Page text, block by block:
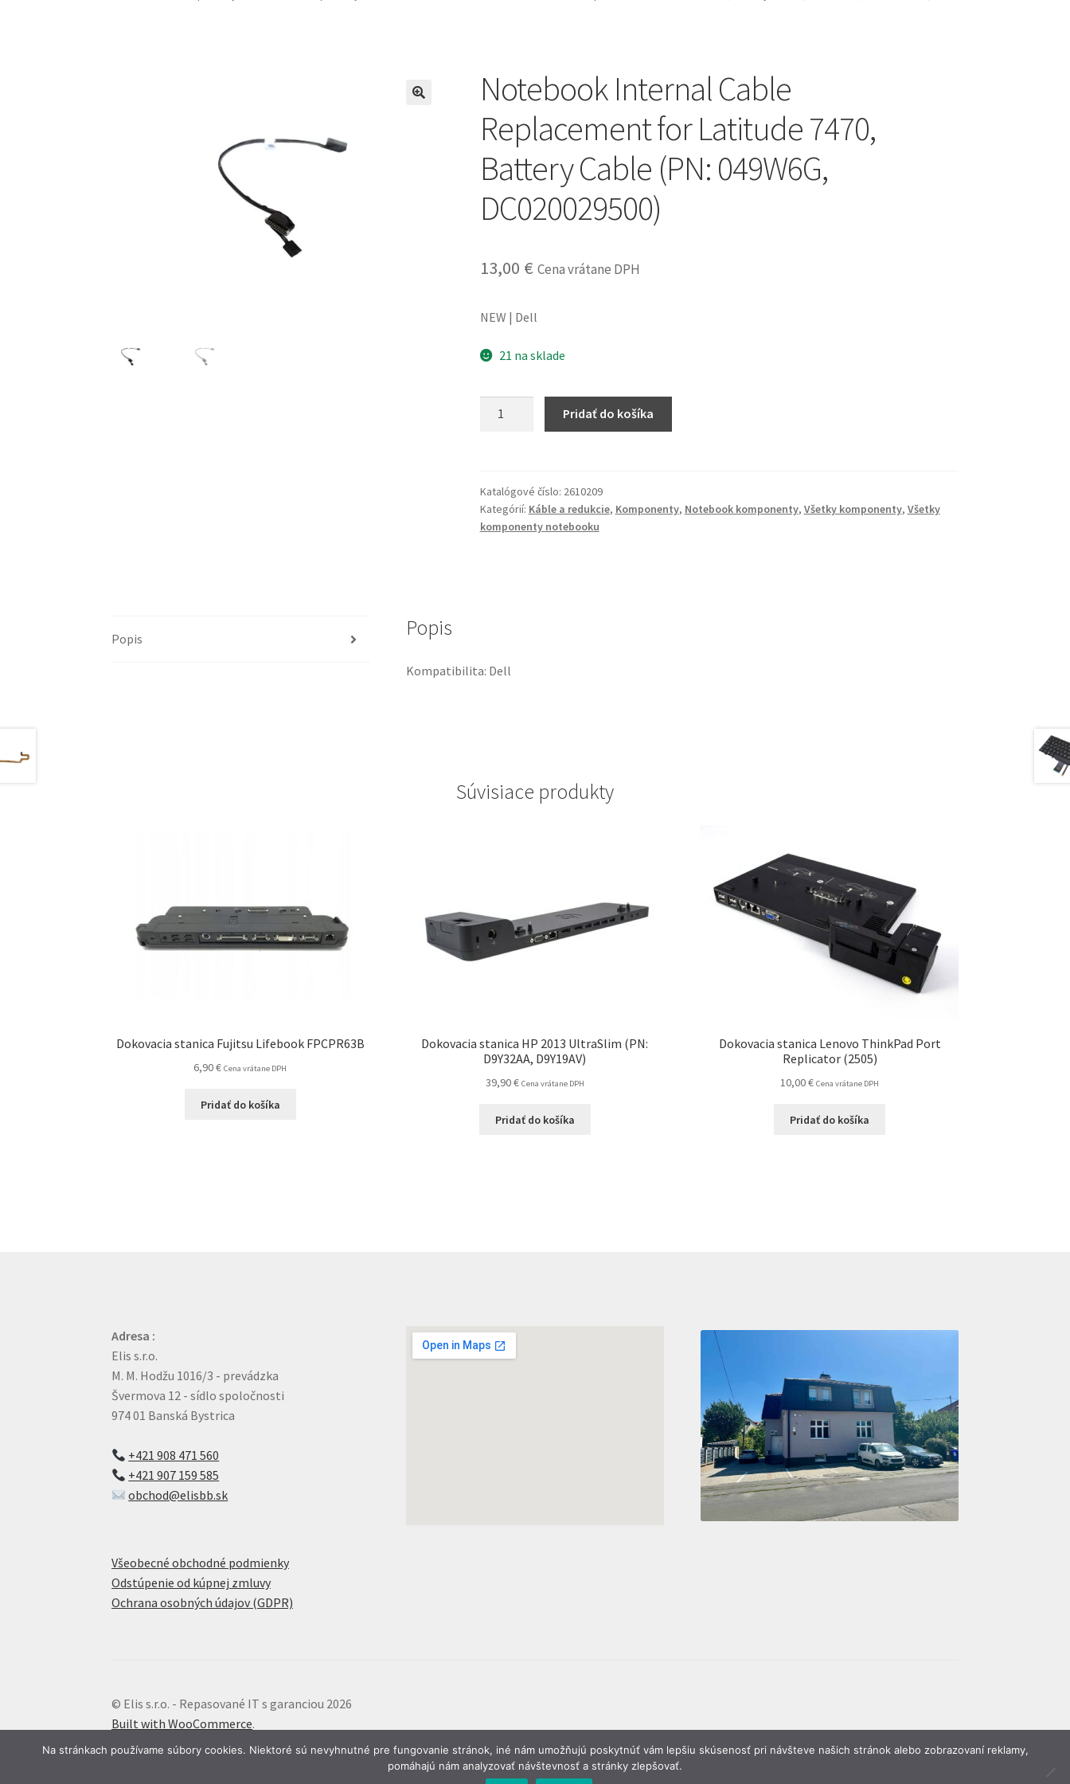
Notebook Internal Cable
Replacement for Latitude 7470,
Battery Cable (PN: 049W6G,
DC020029500)
13,00 € Cena vrátane DPH
NEW | Dell
21 na sklade
Replacement
for
Latitude
Pridať do košíka
Katalógové číslo: 2610209
Kategórií: Káble a redukcie, Komponenty, Notebook komponenty, Všetky komponenty, Všetky
komponenty notebooku
Popis Popis
Kompatibilita: Dell
Súvisiace produkty
Dokovacia stanica Fujitsu Lifebook FPCPR63B
6,90€ Cena vrátane DPH
Pridať do košíka
Dokovacia stanica HP 2013 UltraSlim (PN:
D9Y32AA, D9Y19AV)
39,90€ Cena vrátane DPH
Pridať do košíka
Dokovacia stanica Lenovo ThinkPad Port
Replicator (2505)
10,00€ Cena vrátane DPH
Pridať do košíka
Adresa :
Elis s.r.o.
M. M. Hodžu 1016/3 - prevádzka
Švermova 12 - sídlo spoločnosti
974 01 Banská Bystrica
+421 908 471 560
+421 907 159 585
obchod@elisbb.sk
Všeobecné obchodné podmienky
Odstúpenie od kúpnej zmluvy
Ochrana osobných údajov (GDPR)
© Elis s.r.o. - Repasované IT s garanciou 2026
Built with WooCommerce.
Na stránkach používame súbory cookies. Niektoré sú nevyhnutné pre fungovanie stránok, iné nám umožňujú poskytnúť vám lepšiu skúsenosť pri návšteve našich stránok alebo zobrazovaní reklamy,
pomáhajú nám analyzovať návštevnosť a stránky zlepšovať.